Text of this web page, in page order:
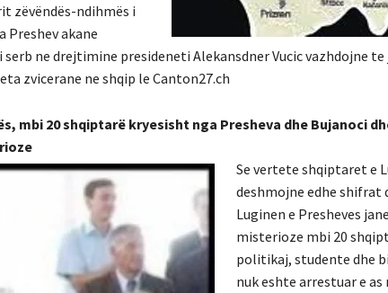
zëvëndës-ndihmës i
akane
ne drejtimine presideneti Alekansdner Vucic vazhdojne
zvicerane ne shqip le Canton27.ch
mbi 20 shqiptarë kryesisht nga Presheva dhe Bujanoci
Se vertete shqiptaret e
deshmojne edhe shifrat
Luginen e Presheves
misterioze mbi 20
politikaj, studente dhe
nuk eshte arrestuar e